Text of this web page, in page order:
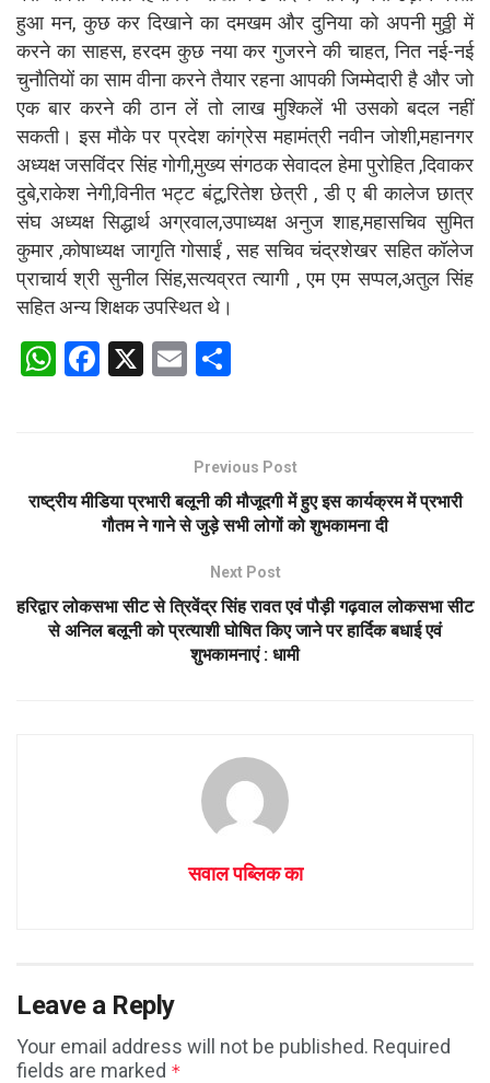
हुआ मन, कुछ कर दिखाने का दमखम और दुनिया को अपनी मुठ्ठी में
करने का साहस, हरदम कुछ नया कर गुजरने की चाहत, नित नई-नई
चुनौतियों का साम वीना करने तैयार रहना आपकी जिम्मेदारी है और जो
एक बार करने की ठान लें तो लाख मुश्किलें भी उसको बदल नहीं
सकती। इस मौके पर प्रदेश कांग्रेस महामंत्री नवीन जोशी,महानगर
अध्यक्ष जसविंदर सिंह गोगी,मुख्य संगठक सेवादल हेमा पुरोहित ,दिवाकर
दुबे,राकेश नेगी,विनीत भट्ट बंटू,रितेश छेत्री , डी ए बी कालेज छात्र
संघ अध्यक्ष सिद्धार्थ अग्रवाल,उपाध्यक्ष अनुज शाह,महासचिव सुमित
कुमार ,कोषाध्यक्ष जागृति गोसाईं , सह सचिव चंद्रशेखर सहित कॉलेज
प्राचार्य श्री सुनील सिंह,सत्यव्रत त्यागी , एम एम सप्पल,अतुल सिंह
सहित अन्य शिक्षक उपस्थित थे।
W
A
F
o
o
X
E
e
Previous Post
राष्ट्रीय मीडिया प्रभारी बलूनी की मौजूदगी में हुए इस कार्यक्रम में प्रभारी
गौतम ने गाने से जुड़े सभी लोगों को शुभकामना दी
Next Post
हरिद्वार लोकसभा सीट से त्रिवेंद्र सिंह रावत एवं पौड़ी गढ़वाल लोकसभा सीट
से अनिल बलूनी को प्रत्याशी घोषित किए जाने पर हार्दिक बधाई एवं
शुभकामनाएं : धामी
सवाल पब्लिक का
Leave a Reply
Your email address will not be published. Required
fields are marked *